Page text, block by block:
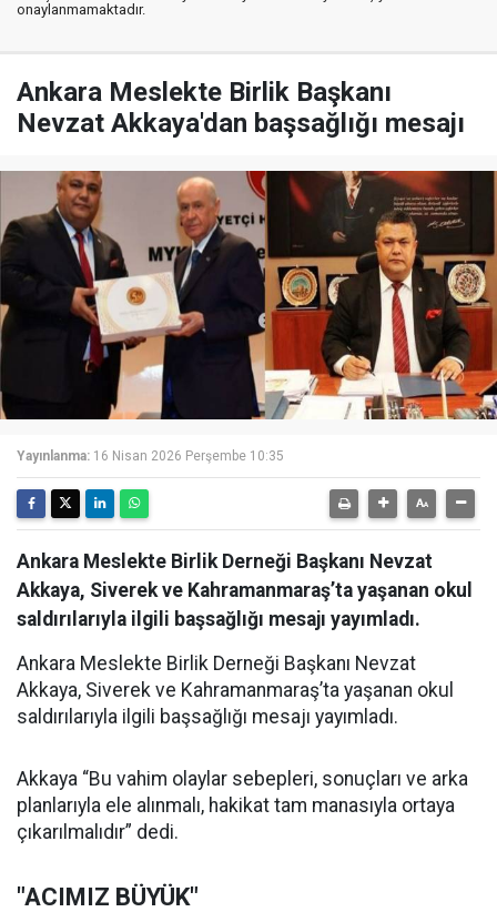
onaylanmamaktadır.
Ankara Meslekte Birlik Başkanı
Nevzat Akkaya'dan başsağlığı mesajı
Yayınlanma: 16 Nisan 2026 Perşembe 10:35
Ankara Meslekte Birlik Derneği Başkanı Nevzat
Akkaya, Siverek ve Kahramanmaraş’ta yaşanan okul
saldırılarıyla ilgili başsağlığı mesajı yayımladı.
Ankara Meslekte Birlik Derneği Başkanı Nevzat
Akkaya, Siverek ve Kahramanmaraş’ta yaşanan okul
saldırılarıyla ilgili başsağlığı mesajı yayımladı.
Akkaya “Bu vahim olaylar sebepleri, sonuçları ve arka
planlarıyla ele alınmalı, hakikat tam manasıyla ortaya
çıkarılmalıdır” dedi.
"ACIMIZ BÜYÜK"